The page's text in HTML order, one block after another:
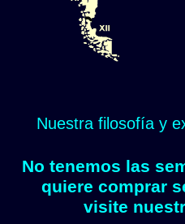
Nuestra filosofía y
No tenemos las
quiere comprar
visite